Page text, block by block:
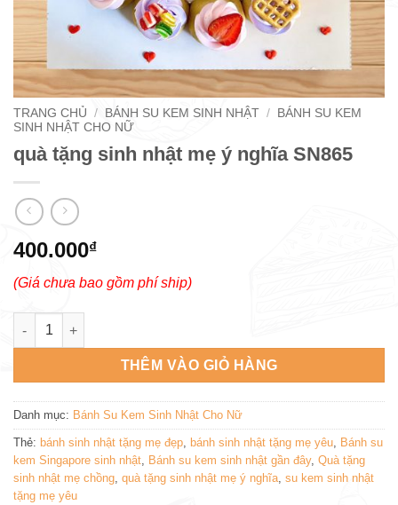
TRANG CHỦ / BÁNH SU KEM SINH NHẬT /
BÁNH SU KEM
SINH NHẬT CHO NỮ
quà tặng sinh nhật mẹ ý nghĩa SN865
400.000₫
(Giá chưa bao gồm phí ship)
quà tặng sinh nhật mẹ ý nghĩa SN865 số lượng
THÊM VÀO GIỎ HÀNG
Danh mục: Bánh Su Kem Sinh Nhật Cho Nữ
Thẻ: bánh sinh nhật tặng mẹ đẹp, bánh sinh nhật tặng mẹ yêu, Bánh su
kem Singapore sinh nhật, Bánh su kem sinh nhật gần đây, Quà tặng
sinh nhật mẹ chồng, quà tặng sinh nhật mẹ ý nghĩa, su kem sinh nhật
tặng mẹ yêu